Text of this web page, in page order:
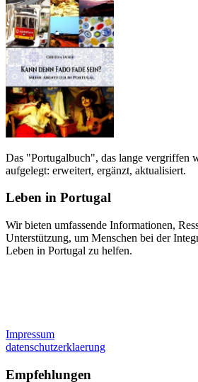
Das "Portugalbuch", das lange vergriffen
aufgelegt: erweitert, ergänzt, aktualisiert.
Leben in Portugal
Wir bieten umfassende Informationen,
Unterstützung, um Menschen bei der
Leben in Portugal zu helfen.
Impressum
datenschutzerklaerung
Empfehlungen